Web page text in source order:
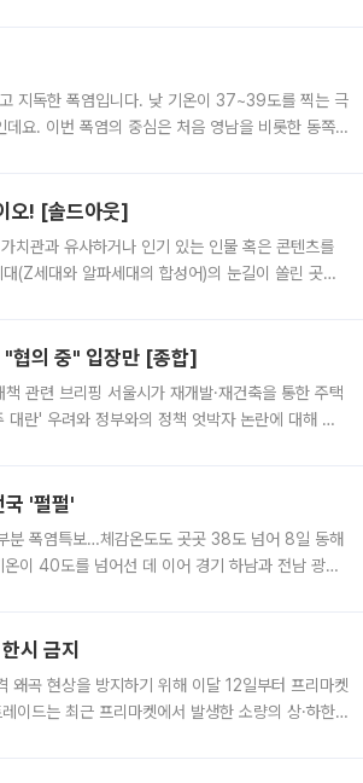
지독한 폭염입니다. 낮 기온이 37~39도를 찍는 극
요. 이번 폭염의 중심은 처음 영남을 비롯한 동쪽
오! [솔드아웃]
치관과 유사하거나 인기 있는 인물 혹은 콘텐츠를
(Z세대와 알파세대의 합성어)의 눈길이 쏠린 곳은
협의 중" 입장만 [종합]
관련 브리핑 서울시가 재개발·재건축을 통한 주택
란' 우려와 정부와의 정책 엇박자 논란에 대해 정
'펄펄'
폭염특보…체감온도도 곳곳 38도 넘어 8일 동해
이 40도를 넘어선 데 이어 경기 하남과 전남 광양
시 금지
왜곡 현상을 방지하기 위해 이달 12일부터 프리마켓
이드는 최근 프리마켓에서 발생한 소량의 상·하한